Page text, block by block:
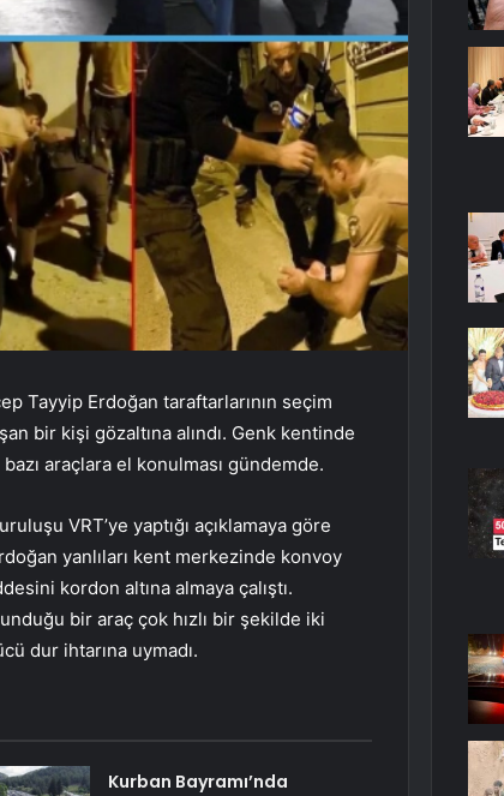
Tayyip Erdoğan taraftarlarının seçim
bir kişi gözaltına alındı. Genk kentinde
araçlara el konulması gündemde.
VRT’ye yaptığı açıklamaya göre
yanlıları kent merkezinde konvoy
kordon altına almaya çalıştı.
bir araç çok hızlı bir şekilde iki
dur ihtarına uymadı.
Kurban Bayramı’nda